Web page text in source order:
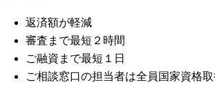
返済額が軽減
審査まで最短２時間
ご融資まで最短１日
ご相談窓口の担当者は全員国家資格